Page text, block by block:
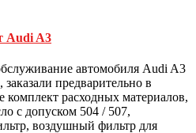
Audi A3
автомобиля Audi A3
предварительно в
комплект расходных материалов,
с допуском 504 / 507,
воздушный фильтр для